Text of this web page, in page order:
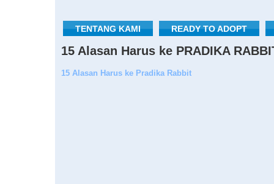
TENTANG KAMI READY TO ADOPT
15 Alasan Harus ke PRADIKA
15 Alasan Harus ke Pradika Rabbit